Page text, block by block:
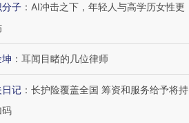
子 ： AI冲击之下，年轻人与高学历女性更
： 耳闻目睹的几位律师
记 ： 长护险覆盖全国 筹资和服务给予将持
码